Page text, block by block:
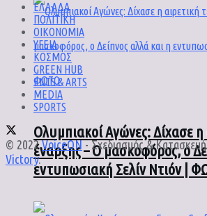
Ολυμπιακοί Αγώνες: Δίχασε η
έναρξης – Ο μασκοφόρος, ο
εντυπωσιακή Σελίν Ντιόν |
ΕΛΛΑΔΑ
ΠΟΛΙΤΙΚΗ
ΟΙΚΟΝΟΜΙΑ
ΥΓΕΙΑ
ΚΟΣΜΟΣ
GREEN HUB
ENTS & ARTS
MEDIA
SPORTS
© 2022VoiceON- Σχεδιασμός &
Victory.